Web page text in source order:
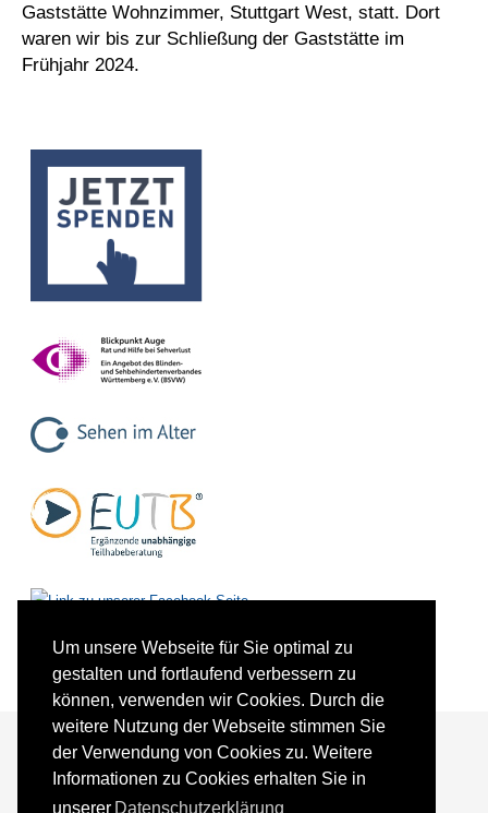
Um unsere Webseite für Sie optimal zu
gestalten und fortlaufend verbessern zu
können, verwenden wir Cookies. Durch die
weitere Nutzung der Webseite stimmen Sie
der Verwendung von Cookies zu. Weitere
Informationen zu Cookies erhalten Sie in
unserer Datenschutzerklärung
Gaststätte Wohnzimmer, Stuttgart West, statt. Dort
waren wir bis zur Schließung der Gaststätte im
Frühjahr 2024.
Förderer und Partner Kontakt